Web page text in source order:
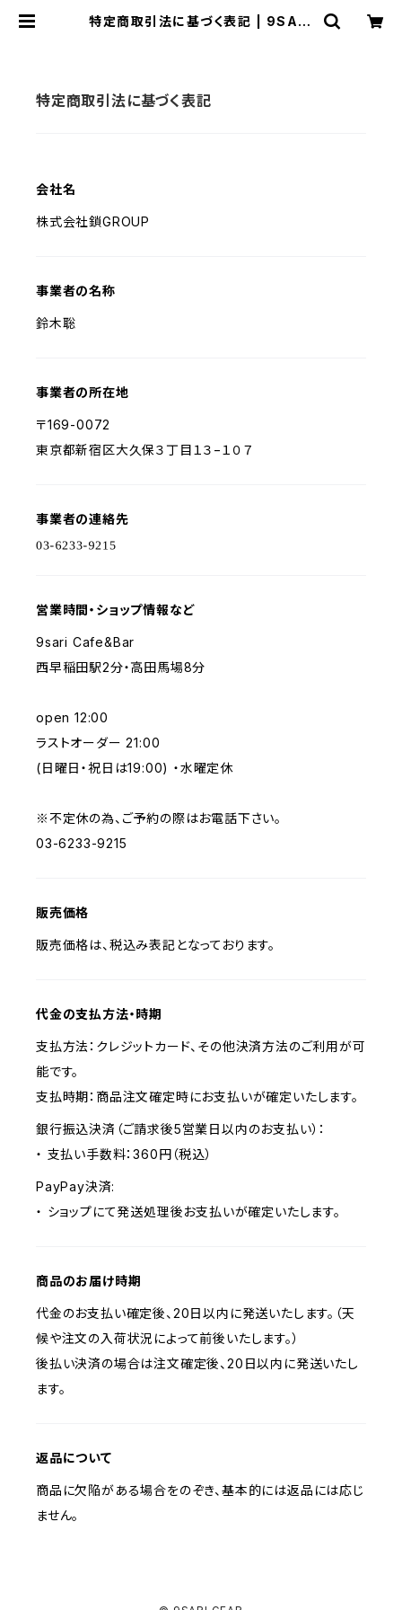
特定商取引法に基づく表記 | 9SARI
特定商取引法に基づく表記
会社名
株式会社鎖GROUP
事業者の名称
鈴木聡
事業者の所在地
〒169-0072
東京都新宿区大久保３丁目１３−１０７
事業者の連絡先
営業時間・ショップ情報など
9sari Cafe&Bar
西早稲田駅2分・高田馬場8分
open 12:00
ラストオーダー 21:00
(日曜日・祝日は19:00) ・水曜定休
※不定休の為、ご予約の際はお電話下さい。
03-6233-9215
販売価格
販売価格は、税込み表記となっております。
代金の支払方法・時期
支払方法：クレジットカード、その他決済方法のご利用が可
能です。
支払時期：商品注文確定時にお支払いが確定いたします。
銀行振込決済（ご請求後5営業日以内のお支払い）：
・ 支払い手数料：360円（税込）
PayPay決済:
・ ショップにて発送処理後お支払いが確定いたします。
商品のお届け時期
代金のお支払い確定後、20日以内に発送いたします。（天
候や注文の入荷状況によって前後いたします。）
後払い決済の場合は注文確定後、20日以内に発送いたし
ます。
返品について
商品に欠陥がある場合をのぞき、基本的には返品には応じ
ません。